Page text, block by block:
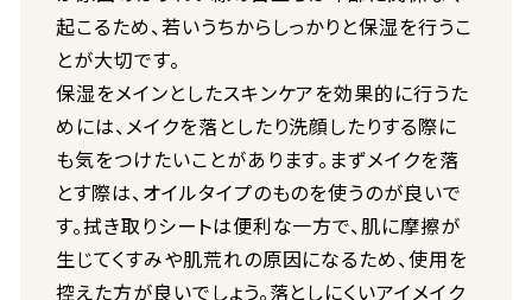
起こるため、若いうちからしっかりと保湿を行うこ
とが大切です。
保湿をメインとしたスキンケアを効果的に行うた
めには、メイクを落としたり洗顔したりする際に
も気をつけたいことがあります。まずメイクを落
とす際は、オイルタイプのものを使うのが良いで
す。拭き取りシートは便利な一方で、肌に摩擦が
生じてくすみや肌荒れの原因になるため、使用を
控えた方が良いでしょう。落としにくいアイメイク